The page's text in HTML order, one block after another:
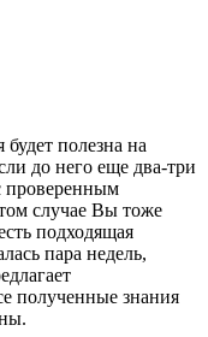
полезна на
до него еще два-три
проверенным
случае Вы тоже
подходящая
пара недель,
полученные знания